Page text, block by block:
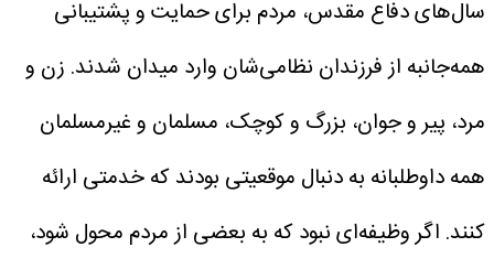
سال‌های دفاع مقدس، مردم برای حمایت و پشتیبانی
همه‌جانبه از فرزندان نظامی‌شان وارد میدان شدند. زن و
مرد، پیر و جوان، بزرگ و کوچک، مسلمان و غیرمسلمان
همه داوطلبانه به دنبال موقعیتی بودند که خدمتی ارائه
کنند. اگر وظیفه‌ای نبود که به بعضی از مردم محول شود،